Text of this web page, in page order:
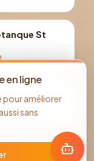
St
en ligne
pour améliorer
sans